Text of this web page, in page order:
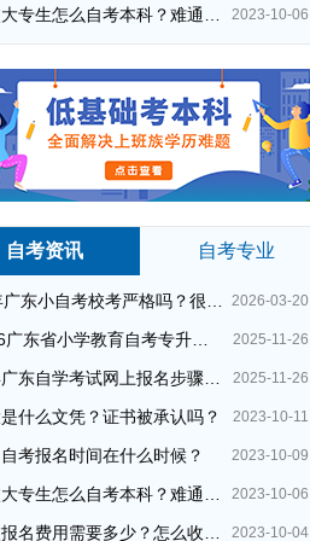
在校大专生怎么自考本科？难通过吗？ 2023-10-06
自考资讯 自考专业
26年广东小自考校考严格吗？很简单吗？ 2026-03-20
2026广东省小学教育自考专升本考试科目（+指引） 2025-11-26
今年广东自学考试网上报名步骤（全） 2025-11-26
什么文凭？证书被承认吗？ 2023-10-11
考报名时间在什么时候？ 2023-10-09
在校大专生怎么自考本科？难通过吗？ 2023-10-06
夜校报名费用需要多少？怎么收费的？ 2023-10-04